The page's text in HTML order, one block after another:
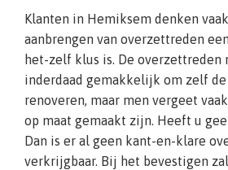
Klanten in Hemiksem denken
aanbrengen van overzettreden
het-zelf klus is. De overzettreden
inderdaad gemakkelijk om zelf
renoveren, maar men vergeet
op maat gemaakt zijn. Heeft u
Dan is er al geen kant-en-klare
verkrijgbaar. Bij het bevestigen